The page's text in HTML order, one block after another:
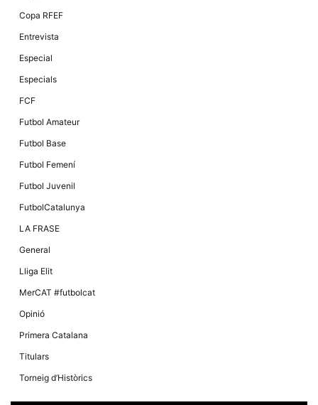
Copa RFEF
Entrevista
Especial
Especials
FCF
Futbol Amateur
Futbol Base
Futbol Femení
Futbol Juvenil
FutbolCatalunya
LA FRASE
General
Lliga Elit
MerCAT #futbolcat
Opinió
Primera Catalana
Titulars
Torneig d’Històrics